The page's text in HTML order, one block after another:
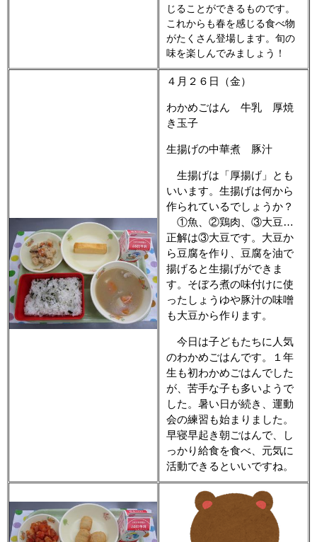
じることができるものです。
これからも春を感じる食べ物
がたくさん登場します。旬の
味を楽しんでみましょう！
４月２６日（金）
わかめごはん 牛乳 厚焼
き玉子
生揚げの中華煮 豚汁
生揚げは「厚揚げ」とも
いいます。生揚げは何から
作られているでしょうか？
①魚、②鶏肉、③大豆…
正解は③大豆です。大豆か
ら豆腐を作り、豆腐を油で
揚げると生揚げができま
す。そぼろ煮の味付けに使
ったしょうゆや豚汁の味噌
も大豆から作ります。
今日は子どもたちに人気
のわかめごはんです。１年
生も初わかめごはんでした
が、苦手な子も多いようで
した。暑い日が続き、運動
会の練習も始まりました。
早寝早起き朝ごはんで、し
っかり給食を食べ、元気に
活動できるといいですね。